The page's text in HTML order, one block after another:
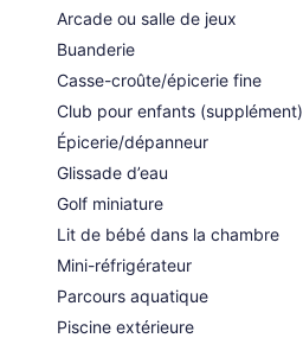
Business facilities
Conference space
Breakfast available (surcharge)
Dry cleaning
Self-service laundry
Front desk (24 hours)
Staff is multilingual
Storage area for luggage
Front-desk safe
Tour and ticket information
Concierge
Arcade ou salle de jeux
Buanderie
Casse-croûte/épicerie fine
Club pour enfants (supplément)
Épicerie/dépanneur
Glissade d’eau
Golf miniature
Lit de bébé dans la chambre
Mini-réfrigérateur
Parcours aquatique
Piscine extérieure